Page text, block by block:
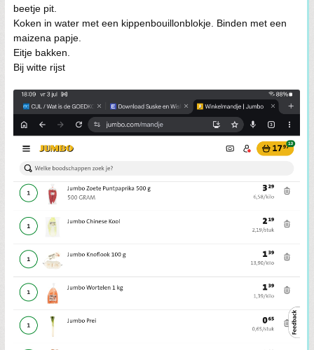
beetje pit.
Koken in water met een kippenbouillonblokje. Binden met een
maizena papje.
Eitje bakken.
Bij witte rijst